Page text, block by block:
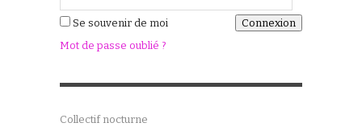
Se souvenir de moi
Mot de passe oublié ?
Collectif nocturne